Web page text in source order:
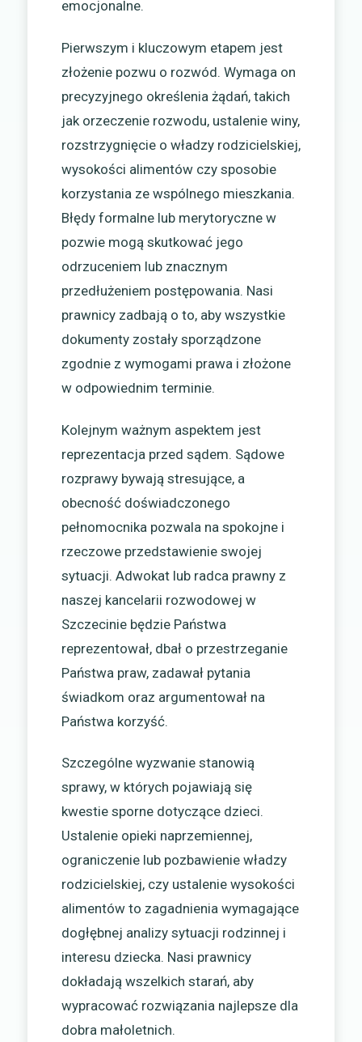
emocjonalne.
Pierwszym i kluczowym etapem jest
złożenie pozwu o rozwód. Wymaga on
precyzyjnego określenia żądań, takich
jak orzeczenie rozwodu, ustalenie winy,
rozstrzygnięcie o władzy rodzicielskiej,
wysokości alimentów czy sposobie
korzystania ze wspólnego mieszkania.
Błędy formalne lub merytoryczne w
pozwie mogą skutkować jego
odrzuceniem lub znacznym
przedłużeniem postępowania. Nasi
prawnicy zadbają o to, aby wszystkie
dokumenty zostały sporządzone
zgodnie z wymogami prawa i złożone
w odpowiednim terminie.
Kolejnym ważnym aspektem jest
reprezentacja przed sądem. Sądowe
rozprawy bywają stresujące, a
obecność doświadczonego
pełnomocnika pozwala na spokojne i
rzeczowe przedstawienie swojej
sytuacji. Adwokat lub radca prawny z
naszej kancelarii rozwodowej w
Szczecinie będzie Państwa
reprezentował, dbał o przestrzeganie
Państwa praw, zadawał pytania
świadkom oraz argumentował na
Państwa korzyść.
Szczególne wyzwanie stanowią
sprawy, w których pojawiają się
kwestie sporne dotyczące dzieci.
Ustalenie opieki naprzemiennej,
ograniczenie lub pozbawienie władzy
rodzicielskiej, czy ustalenie wysokości
alimentów to zagadnienia wymagające
dogłębnej analizy sytuacji rodzinnej i
interesu dziecka. Nasi prawnicy
dokładają wszelkich starań, aby
wypracować rozwiązania najlepsze dla
dobra małoletnich.